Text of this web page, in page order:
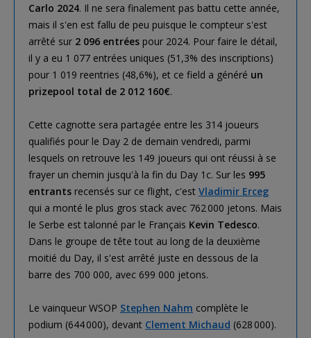
Carlo 2024. Il ne sera finalement pas battu cette année,
mais il s'en est fallu de peu puisque le compteur s'est
arrêté sur 2 096 entrées pour 2024. Pour faire le détail,
il y a eu 1 077 entrées uniques (51,3% des inscriptions)
pour 1 019 reentries (48,6%), et ce field a généré un
prizepool total de 2 012 160€.
Cette cagnotte sera partagée entre les 314 joueurs
qualifiés pour le Day 2 de demain vendredi, parmi
lesquels on retrouve les 149 joueurs qui ont réussi à se
frayer un chemin jusqu'à la fin du Day 1c. Sur les 995
entrants recensés sur ce flight, c'est Vladimir Erceg
qui a monté le plus gros stack avec 762 000 jetons. Mais
le Serbe est talonné par le Français Kevin Tedesco.
Dans le groupe de tête tout au long de la deuxième
moitié du Day, il s'est arrêté juste en dessous de la
barre des 700 000, avec 699 000 jetons.
Le vainqueur WSOP Stephen Nahm complète le
podium (644 000), devant Clement Michaud (628 000).